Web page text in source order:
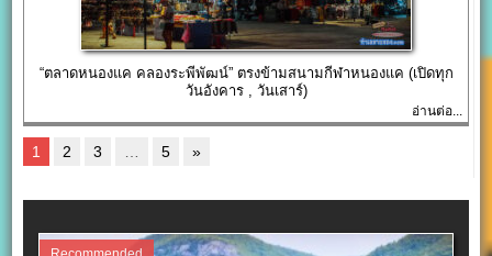
“ตลาดหนองแค คลองระพีพัฒน์” ตรงข้ามสนามกีฬาหนองแค (เปิดทุก
วันอังคาร , วันเสาร์)
อ่านต่อ...
1 2 3 5 »